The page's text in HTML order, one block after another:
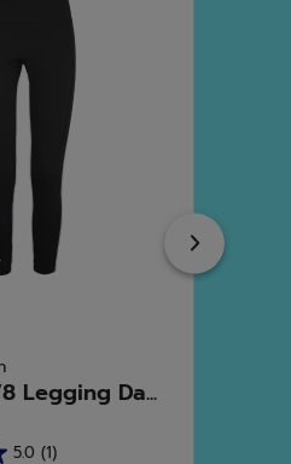
Legging Da...
5.0 (1)